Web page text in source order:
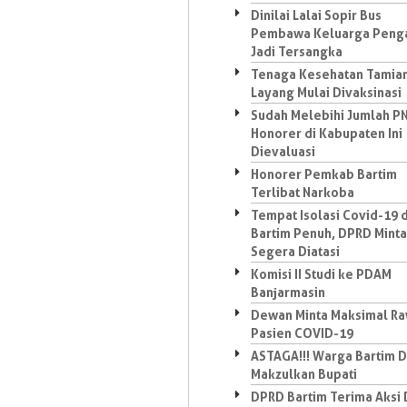
Dinilai Lalai Sopir Bus
Pembawa Keluarga
Jadi Tersangka
Tenaga Kesehatan
Layang Mulai Divaksinasi
Sudah Melebihi Jumlah
Honorer di Kabupaten Ini
Dievaluasi
Honorer Pemkab Bartim
Terlibat Narkoba
Tempat Isolasi Covid-19
Bartim Penuh, DPRD Minta
Segera Diatasi
Komisi II Studi ke PDAM
Banjarmasin
Dewan Minta Maksimal
Pasien COVID-19
ASTAGA!!! Warga Bartim
Makzulkan Bupati
DPRD Bartim Terima Aksi